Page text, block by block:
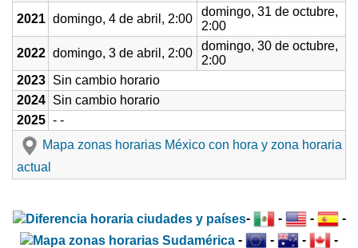
2021 domingo, 4 de abril, 2:00
domingo, 31 de octubre,
2:00
2022 domingo, 3 de abril, 2:00
domingo, 30 de octubre,
2:00
2023 Sin cambio horario
2024 Sin cambio horario
2025 - -
Mapa zonas horarias México con hora y zona horaria
actual
- - -
-
-
- -
-